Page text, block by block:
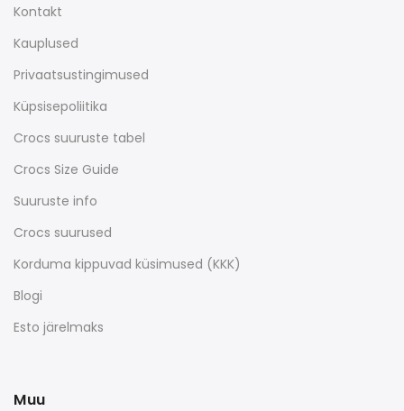
Kontakt
Kauplused
Privaatsustingimused
Küpsisepoliitika
Crocs suuruste tabel
Crocs Size Guide
Suuruste info
Crocs suurused
Korduma kippuvad küsimused (KKK)
Blogi
Esto järelmaks
Muu